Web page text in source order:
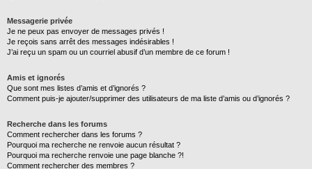
Messagerie privée
Je ne peux pas envoyer de messages privés !
Je reçois sans arrêt des messages indésirables !
J’ai reçu un spam ou un courriel abusif d’un membre de ce forum !
Amis et ignorés
Que sont mes listes d’amis et d’ignorés ?
Comment puis-je ajouter/supprimer des utilisateurs de ma liste d’amis ou d’ignorés ?
Recherche dans les forums
Comment rechercher dans les forums ?
Pourquoi ma recherche ne renvoie aucun résultat ?
Pourquoi ma recherche renvoie une page blanche ?!
Comment rechercher des membres ?